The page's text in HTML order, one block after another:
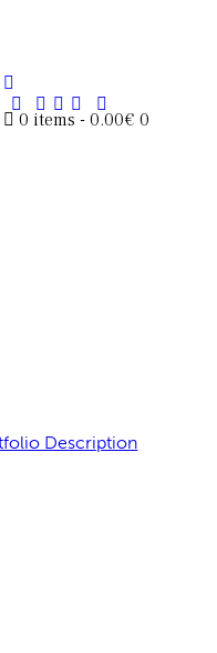
0 items -0.00€ 0
Description